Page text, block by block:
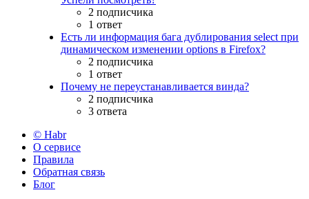
2 подписчика
1 ответ
Есть ли информация бага дублирования select при
динамическом изменении options в Firefox?
2 подписчика
1 ответ
Почему не переустанавливается винда?
2 подписчика
3 ответа
© Habr
О сервисе
Правила
Обратная связь
Блог